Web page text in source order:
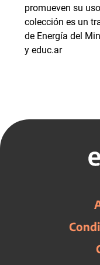
promueven su
colección es un
de Energía del
y educ.ar